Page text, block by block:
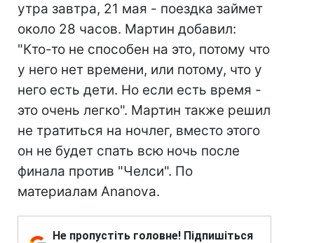
утра завтра, 21 мая - поездка займет
около 28 часов. Мартин добавил:
"Кто-то не способен на это, потому что
у него нет времени, или потому, что у
него есть дети. Но если есть время -
это очень легко". Мартин также решил
не тратиться на ночлег, вместо этого
он не будет спать всю ночь после
финала против "Челси". По
материалам Ananova.
Не пропустіть головне! Підпишіться